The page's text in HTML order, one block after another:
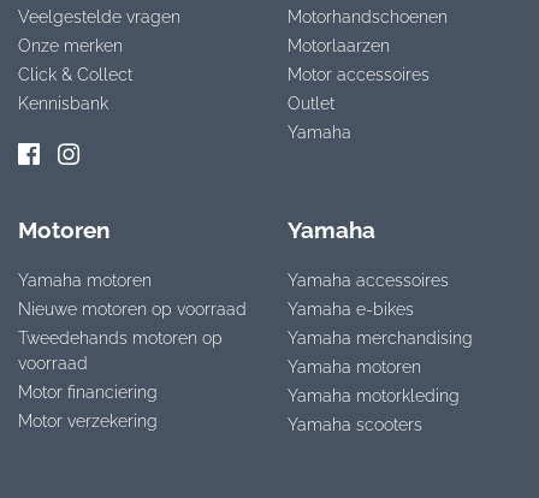
Veelgestelde vragen
Onze merken
Click & Collect
Kennisbank
Motorhandschoenen
Motorlaarzen
Motor accessoires
Outlet
Yamaha
Motoren
Yamaha motoren
Nieuwe motoren op voorraad
Tweedehands motoren op
voorraad
Motor financiering
Motor verzekering
Yamaha
Yamaha accessoires
Yamaha e-bikes
Yamaha merchandising
Yamaha motoren
Yamaha motorkleding
Yamaha scooters